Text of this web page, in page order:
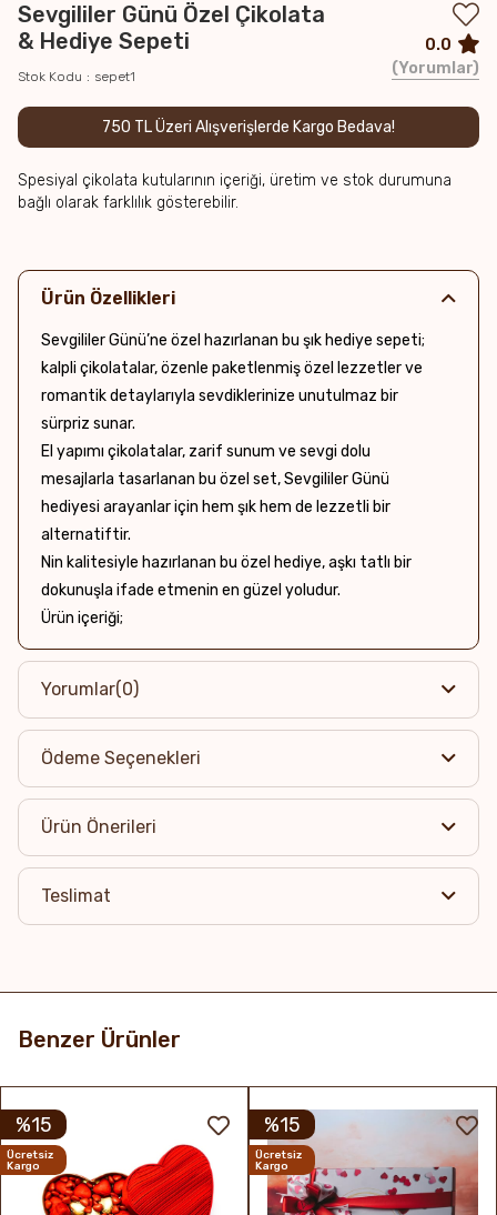
Sevgililer Günü Özel Çikolata
& Hediye Sepeti
Stok Kodu sepet1
750 TL Üzeri Alışverişlerde Kargo Bedava!
Spesiyal çikolata kutularının içeriği, üretim ve stok durumuna
bağlı olarak farklılık gösterebilir.
0.0
Yorumlar
Ürün Özellikleri
Sevgililer Günü’ne özel hazırlanan bu şık hediye sepeti;
kalpli çikolatalar, özenle paketlenmiş özel lezzetler ve
romantik detaylarıyla sevdiklerinize unutulmaz bir
sürpriz sunar.
El yapımı çikolatalar, zarif sunum ve sevgi dolu
mesajlarla tasarlanan bu özel set, Sevgililer Günü
hediyesi arayanlar için hem şık hem de lezzetli bir
alternatiftir.
Nin kalitesiyle hazırlanan bu özel hediye, aşkı tatlı bir
dokunuşla ifade etmenin en güzel yoludur.
Ürün içeriği;
- 9 lu kalp çikolata
- 12 li madlen çikolata
- Labubu çikolata
Yorumlar(0)
Ödeme Seçenekleri
Ürün Önerileri
Teslimat
Benzer Ürünler
%15
Ücretsiz
Kargo
%15
Ücretsiz
Kargo